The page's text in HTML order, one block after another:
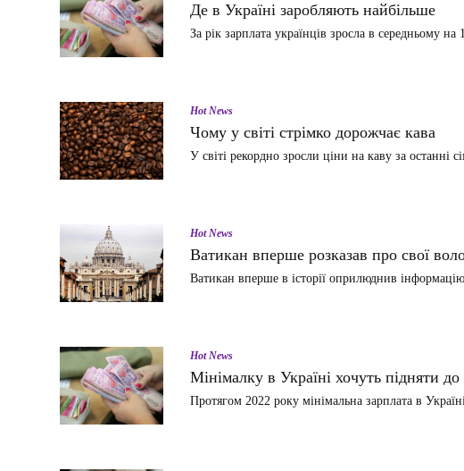
Де в Україні заробляють найбільше
За рік зарплата українців зросла в середньому
Hot News
Чому у світі стрімко дорожчає кава
У світі рекордно зросли ціни на каву за останні
Hot News
Ватикан вперше розказав про свої
Ватикан вперше в історії оприлюднив
Hot News
Мінімалку в Україні хочуть підняти
Протягом 2022 року мінімальна зарплата в